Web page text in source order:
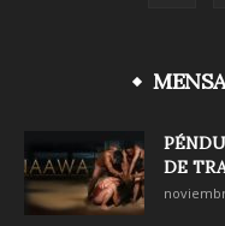
DE